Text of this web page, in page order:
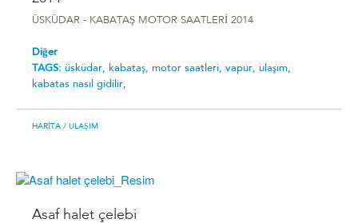
ÜSKÜDAR - KABATAŞ MOTOR SAATLERİ 2014
Diğer
TAGS: üsküdar, kabataş, motor saatleri, vapur, ulaşım,
kabatas nasıl gidilir,
HARITA / ULAŞIM
Asaf halet çelebi